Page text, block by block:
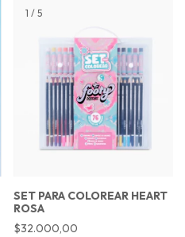
1 / 5
SET PARA COLOREAR HEART
ROSA
$32.000,00